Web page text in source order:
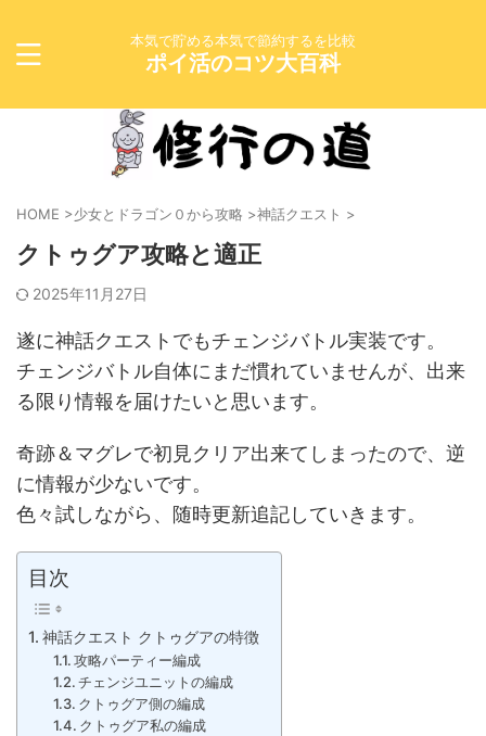
本気で貯める本気で節約するを比較
ポイ活のコツ大百科
HOME >少女とドラゴン０から攻略 >神話クエスト >
クトゥグア攻略と適正
2025年11月27日
遂に神話クエストでもチェンジバトル実装です。
チェンジバトル自体にまだ慣れていませんが、出来
る限り情報を届けたいと思います。
奇跡＆マグレで初見クリア出来てしまったので、逆
に情報が少ないです。
色々試しながら、随時更新追記していきます。
目次
神話クエスト クトゥグアの特徴
攻略パーティー編成
チェンジユニットの編成
クトゥグア側の編成
クトゥグア私の編成